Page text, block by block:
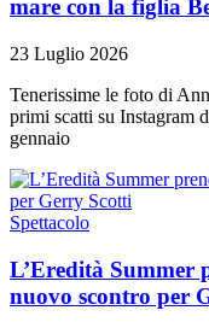
mare con la figlia
23 Luglio 2026
Tenerissime le foto di
primi scatti su Instagram
gennaio
Spettacolo
L’Eredità Summer
nuovo scontro per